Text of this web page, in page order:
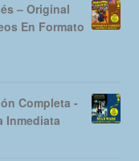
– Original
En Formato
Completa -
Inmediata